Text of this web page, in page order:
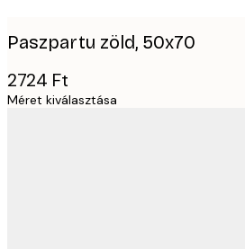
Paszpartu zöld, 50x70
2724 Ft
Méret kiválasztása